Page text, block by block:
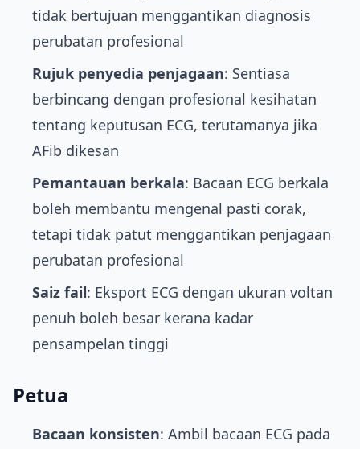
tidak bertujuan menggantikan diagnosis
perubatan profesional
Rujuk penyedia penjagaan: Sentiasa
berbincang dengan profesional kesihatan
tentang keputusan ECG, terutamanya jika
AFib dikesan
Pemantauan berkala: Bacaan ECG berkala
boleh membantu mengenal pasti corak,
tetapi tidak patut menggantikan penjagaan
perubatan profesional
Saiz fail: Eksport ECG dengan ukuran voltan
penuh boleh besar kerana kadar
pensampelan tinggi
Petua
Bacaan konsisten: Ambil bacaan ECG pada